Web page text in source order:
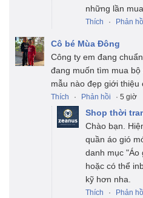
những lần
Thích · Phản
Cô bé Mùa Đông
Công ty em đang
đang muốn tìm mua
mẫu nào đẹp giới thiệu
Thích · Phản hồi · 5 giờ
Shop thời
Chào bạn.
quần áo gió
danh mục "Áo
hoặc có thể
kỹ hơn nha.
Thích · Phản